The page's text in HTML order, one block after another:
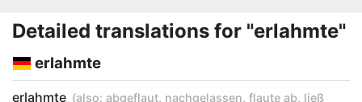
Detailed translations for "erlahmte"
erlahmte
erlahmte (also: abgeflaut, nachgelassen, flaute ab, ließ